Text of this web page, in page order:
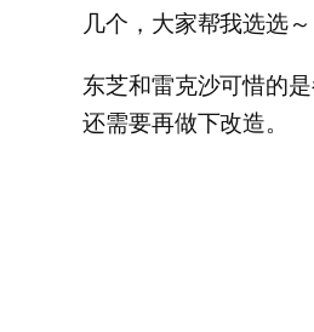
几个，大家帮我选选～
东芝和雷克沙可惜的是
还需要再做下改造。